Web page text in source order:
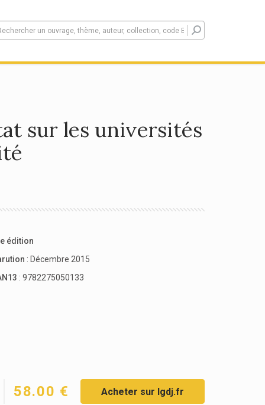
sur les universités
édition
: Décembre 2015
: 9782275050133
58.00 € Acheter sur lgdj.fr